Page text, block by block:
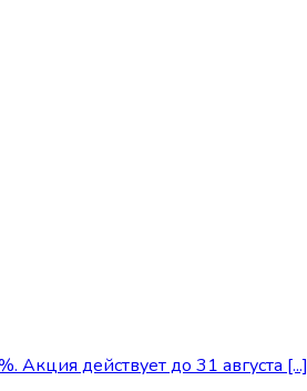
действует до 31 августа [...]